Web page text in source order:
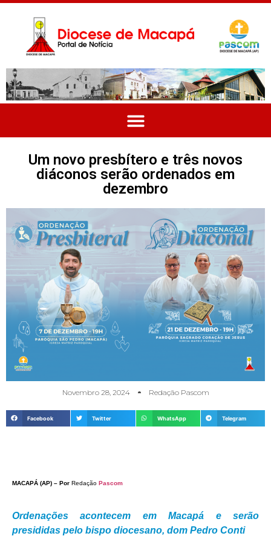
Um novo presbítero e três novos
diáconos serão ordenados em
dezembro
Novembro 28, 2024 Redação Pascom
Facebook Twitter WhatsApp Telegram
MACAPÁ (AP) – Por Redação Pascom
Ordenações acontecem em Macapá e serão
presididas pelo bispo diocesano, dom Pedro Conti